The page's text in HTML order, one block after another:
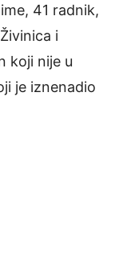
41 radnik,
i
koji nije u
je iznenadio